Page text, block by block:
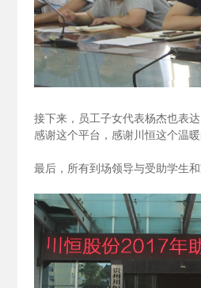
接下来，员工子女代表杨杰也表
感谢这个平台，感谢川恒这个温暖
最后，所有到场领导与受助学生和